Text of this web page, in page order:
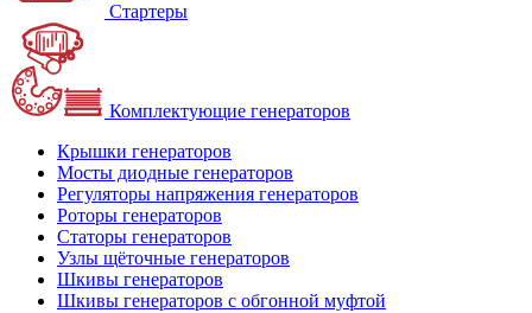
Стартеры
Комплектующие генераторов
Крышки генераторов
Мосты диодные генераторов
Регуляторы напряжения генераторов
Роторы генераторов
Статоры генераторов
Узлы щёточные генераторов
Шкивы генераторов
Шкивы генераторов с обгонной муфтой